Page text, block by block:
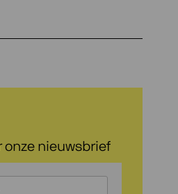
onze nieuwsbrief